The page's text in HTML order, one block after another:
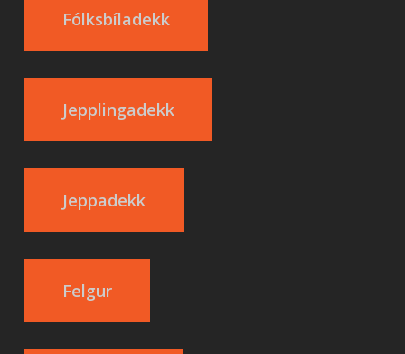
Fólksbíladekk
Jepplingadekk
Jeppadekk
Felgur